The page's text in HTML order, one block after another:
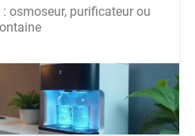
osmoseur, purificateur ou